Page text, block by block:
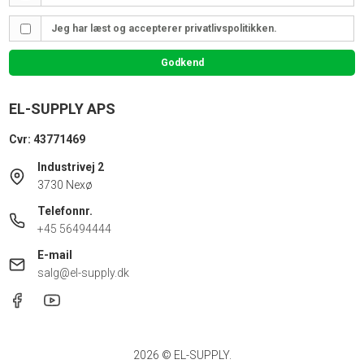
Jeg har læst og accepterer privatlivspolitikken.
Godkend
EL-SUPPLY APS
Cvr: 43771469
Industrivej 2
3730 Nexø
Telefonnr.
+45 56494444
E-mail
salg@el-supply.dk
2026 © EL-SUPPLY.